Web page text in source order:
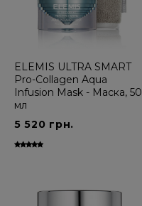
ELEMIS ULTRA SMART
Pro-Collagen Aqua
Infusion Mask - Маска, 50
мл
5 520 грн.